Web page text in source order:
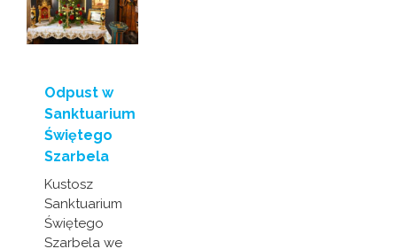
Odpust w
Sanktuarium
Świętego
Szarbela
Kustosz
Sanktuarium
Świętego
Szarbela we